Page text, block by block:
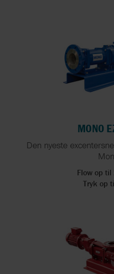
MONO
Den nyeste
Flow op
Tryk op